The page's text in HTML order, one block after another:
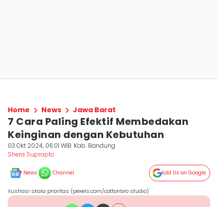
Home News Jawa Barat
7 Cara Paling Efektif Membedakan
Keinginan dengan Kebutuhan
03 Okt 2024, 06:01 WIB Kab. Bandung
Shera Suprapto
News Channel Add Us on Google
ilustrasi skala prioritas (pexels.com/cottonbro studio)